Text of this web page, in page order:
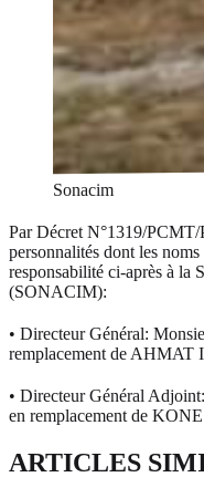
Sonacim
Par Décret N°1319/
personnalités dont les
responsabilité ci-après à la
(SONACIM):
• Directeur Général:
remplacement de
• Directeur Général
en remplacement de
ARTICLES